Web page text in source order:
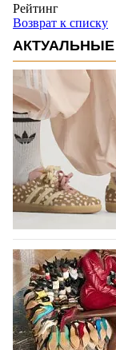
Рейтинг
Возврат к списку
Вышли новые
принте,
Использование
кроссовок